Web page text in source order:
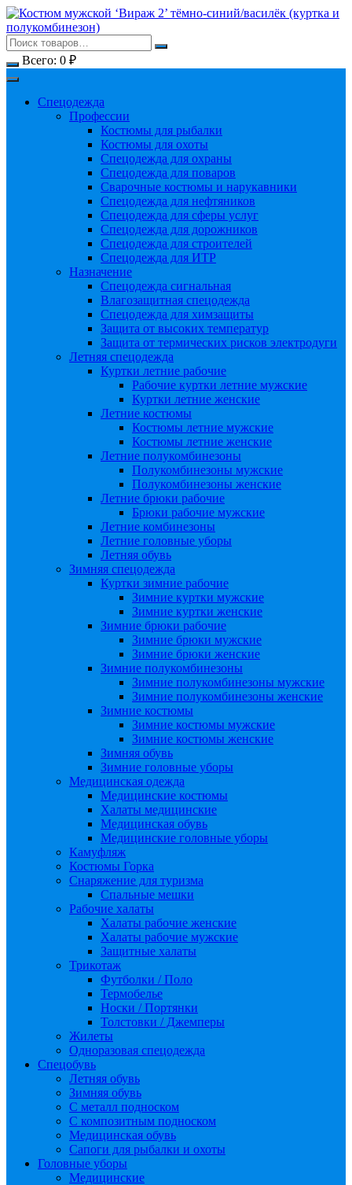
Перейти
к
содержимому
Всего: 0 ₽
Спецодежда
Профессии
Костюмы для рыбалки
Костюмы для охоты
Спецодежда для охраны
Спецодежда для поваров
Сварочные костюмы и нарукавники
Спецодежда для нефтяников
Спецодежда для сферы услуг
Спецодежда для дорожников
Спецодежда для строителей
Спецодежда для ИТР
Назначение
Спецодежда сигнальная
Влагозащитная спецодежда
Спецодежда для химзащиты
Защита от высоких температур
Защита от термических рисков электродуги
Летняя спецодежда
Куртки летние рабочие
Рабочие куртки летние мужские
Куртки летние женские
Летние костюмы
Костюмы летние мужские
Костюмы летние женские
Летние полукомбинезоны
Полукомбинезоны мужские
Полукомбинезоны женские
Летние брюки рабочие
Брюки рабочие мужские
Летние комбинезоны
Летние головные уборы
Летняя обувь
Зимняя спецодежда
Куртки зимние рабочие
Зимние куртки мужские
Зимние куртки женские
Зимние брюки рабочие
Зимние брюки мужские
Зимние брюки женские
Зимние полукомбинезоны
Зимние полукомбинезоны мужские
Зимние полукомбинезоны женские
Зимние костюмы
Зимние костюмы мужские
Зимние костюмы женские
Зимняя обувь
Зимние головные уборы
Медицинская одежда
Медицинские костюмы
Халаты медицинские
Медицинская обувь
Медицинские головные уборы
Камуфляж
Костюмы Горка
Снаряжение для туризма
Спальные мешки
Рабочие халаты
Халаты рабочие женские
Халаты рабочие мужские
Защитные халаты
Трикотаж
Футболки / Поло
Термобелье
Носки / Портянки
Толстовки / Джемперы
Жилеты
Одноразовая спецодежда
Спецобувь
Летняя обувь
Зимняя обувь
С металл подноском
С композитным подноском
Медицинская обувь
Сапоги для рыбалки и охоты
Головные уборы
Медицинские